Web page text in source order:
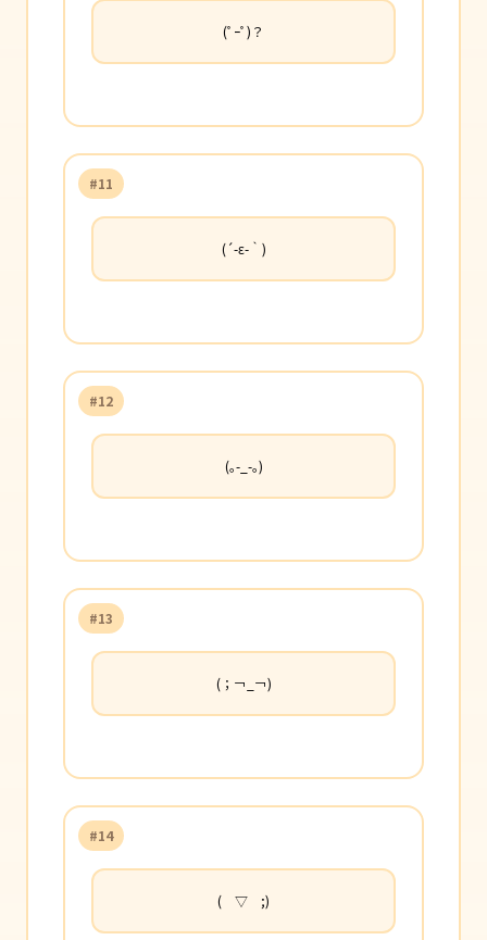
(ﾟｰﾟ)？
#11
(´-ε-｀)
#12
(｡-_-｡)
#13
(；￢_￢)
#14
( ▽ ;)